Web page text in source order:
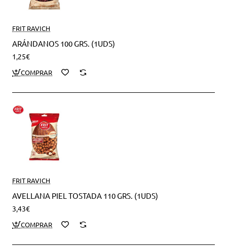
FRIT RAVICH
ARÁNDANOS 100 GRS. (1UDS)
1,25€
FRIT RAVICH
AVELLANA PIEL TOSTADA 110 GRS. (1UDS)
3,43€